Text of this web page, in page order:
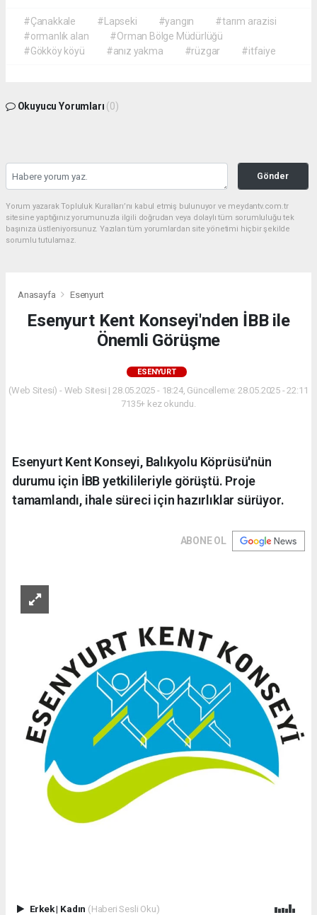
#Çanakkale #Lapseki #yangın
#tarım arazisi
#ormanlık alan
#Orman Bölge Müdürlüğü
#Gökköy köyü
#anız yakma #rüzgar #itfaiye
Okuyucu Yorumları (0)
Gönder
Yorum yazarak Topluluk Kuralları’nı kabul etmiş bulunuyor ve meydantv.com.tr
sitesine yaptığınız yorumunuzla ilgili doğrudan veya dolaylı tüm sorumluluğu tek
başınıza üstleniyorsunuz. Yazılan tüm yorumlardan site yönetimi hiçbir şekilde
sorumlu tutulamaz.
Anasayfa Esenyurt
Esenyurt Kent Konseyi'nden İBB ile
Önemli Görüşme
ESENYURT
(Web Sitesi) - Web Sitesi | 28.05.2025 - 18:24, Güncelleme: 28.05.2025 - 22:11
7135+ kez okundu.
Esenyurt Kent Konseyi, Balıkyolu Köprüsü'nün
durumu için İBB yetkilileriyle görüştü. Proje
tamamlandı, ihale süreci için hazırlıklar sürüyor.
ABONE OL
Erkek| Kadın (Haberi Sesli Oku)